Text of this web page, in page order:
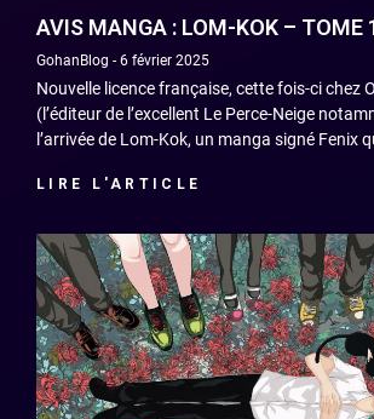
AVIS MANGA : LOM-KOK – TOME
GohanBlog 6 février 2025
Nouvelle licence française, cette fois-ci chez
(l’éditeur de l’excellent Le Perce-Neige
l’arrivée de Lom-Kok, un manga signé Fenix
LIRE L'ARTICLE